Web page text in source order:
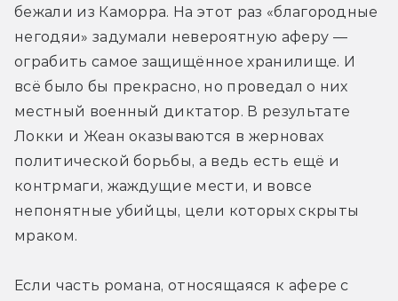
бежали из Каморра. На этот раз «благородные
негодяи» задумали невероятную аферу —
ограбить самое защищённое хранилище. И
всё было бы прекрасно, но проведал о них
местный военный диктатор. В результате
Локки и Жеан оказываются в жерновах
политической борьбы, а ведь есть ещё и
контрмаги, жаждущие мести, и вовсе
непонятные убийцы, цели которых скрыты
мраком.
Если часть романа, относящаяся к афере с